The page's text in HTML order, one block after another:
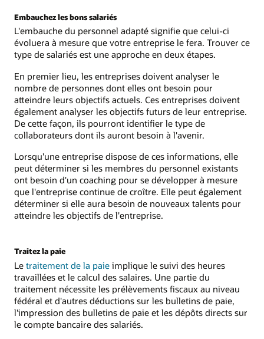
Embauchez les bons salariés
L'embauche du personnel adapté signifie que celui-ci
évoluera à mesure que votre entreprise le fera. Trouver ce
type de salariés est une approche en deux étapes.
En premier lieu, les entreprises doivent analyser le
nombre de personnes dont elles ont besoin pour
atteindre leurs objectifs actuels. Ces entreprises doivent
également analyser les objectifs futurs de leur entreprise.
De cette façon, ils pourront identifier le type de
collaborateurs dont ils auront besoin à l'avenir.
Lorsqu'une entreprise dispose de ces informations, elle
peut déterminer si les membres du personnel existants
ont besoin d'un coaching pour se développer à mesure
que l'entreprise continue de croître. Elle peut également
déterminer si elle aura besoin de nouveaux talents pour
atteindre les objectifs de l'entreprise.
Traitez la paie
Le traitement de la paie implique le suivi des heures
travaillées et le calcul des salaires. Une partie du
traitement nécessite les prélèvements fiscaux au niveau
fédéral et d'autres déductions sur les bulletins de paie,
l'impression des bulletins de paie et les dépôts directs sur
le compte bancaire des salariés.